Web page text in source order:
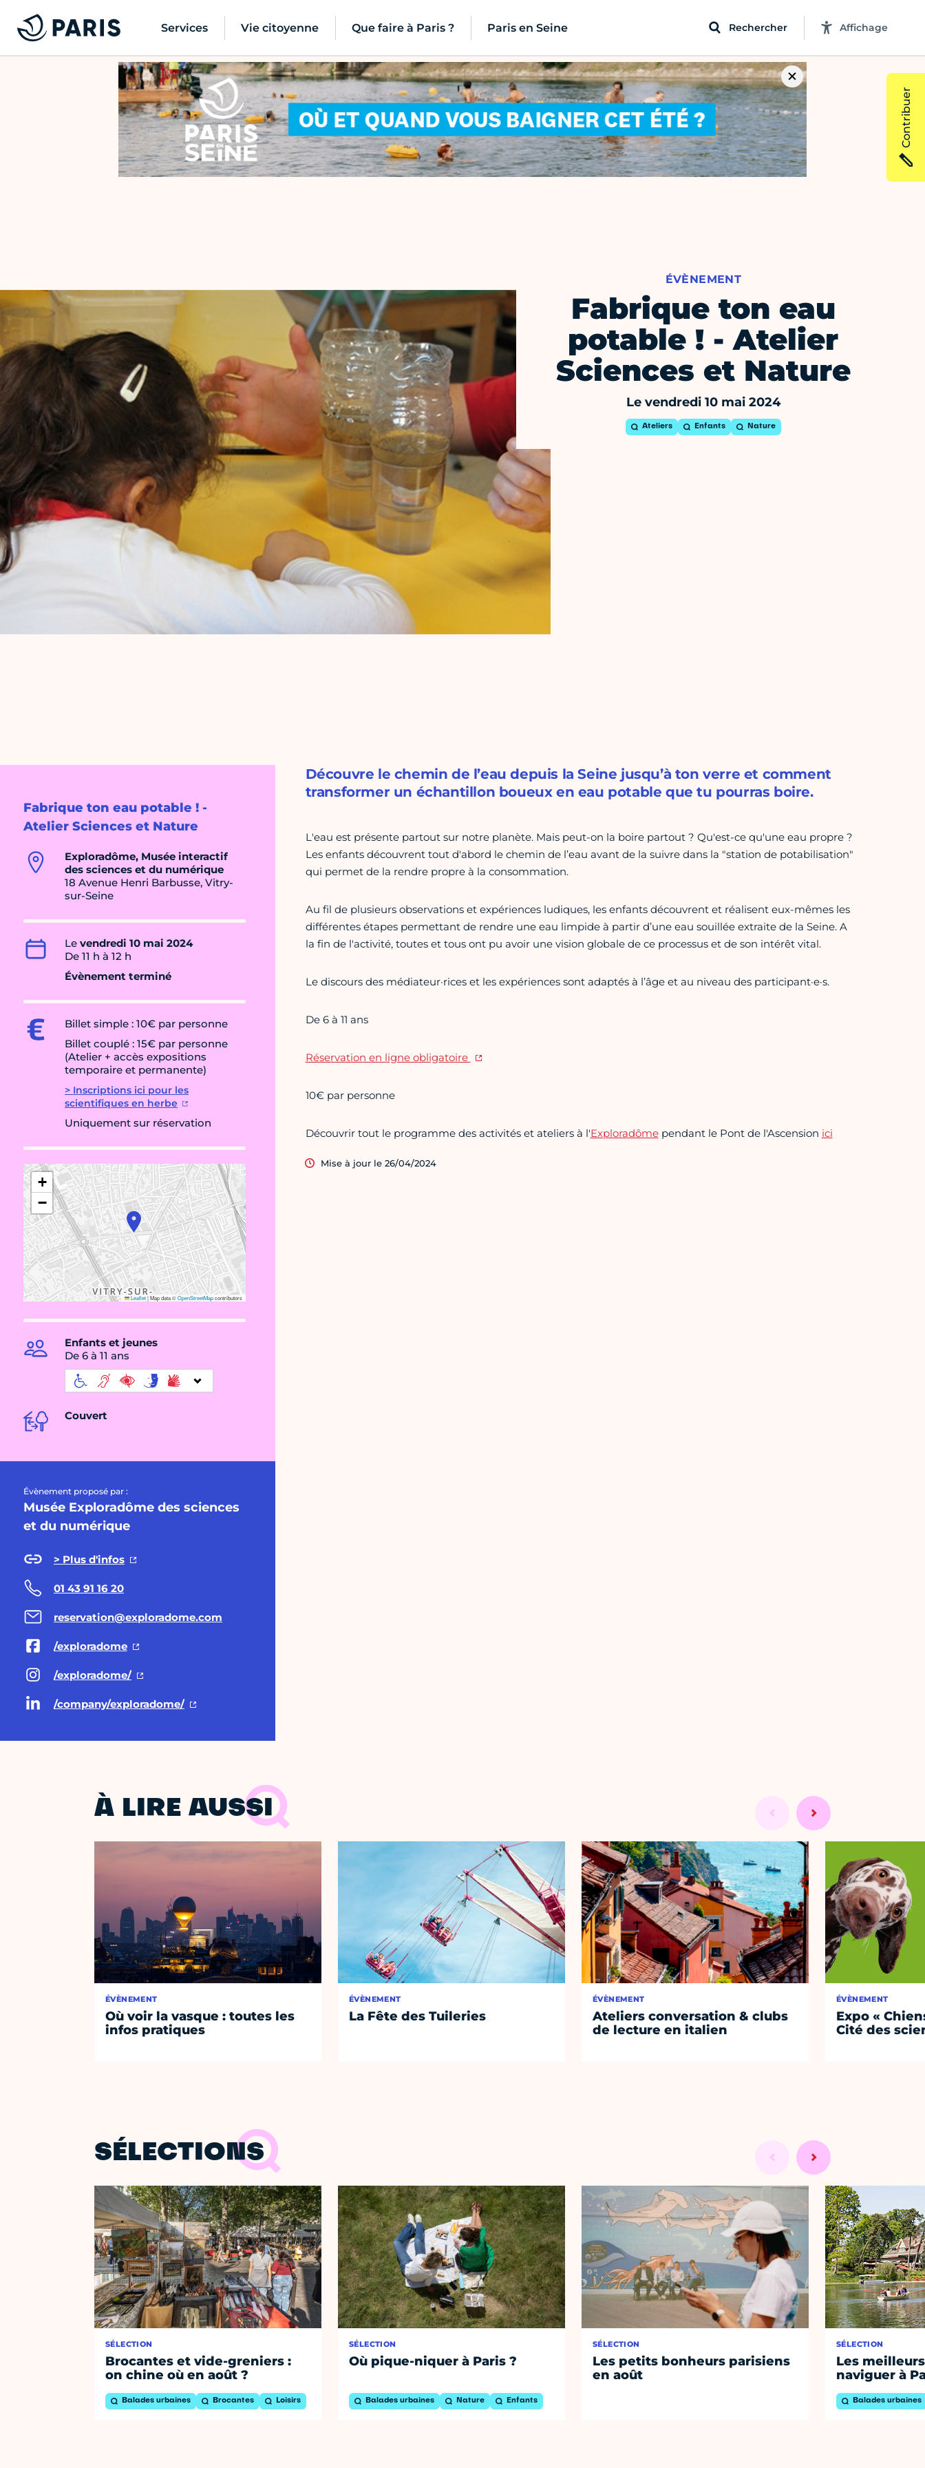
Services Vie citoyenne Que faire à Paris ? Paris en Seine Rechercher Affichage
ÉVÈNEMENT
Fabrique ton eau
potable ! - Atelier
Sciences et Nature
Le vendredi 10 mai 2024
Ateliers Enfants Nature
Fabrique ton eau potable ! -
Atelier Sciences et Nature
Exploradôme, Musée interactif
des sciences et du numérique
18 Avenue Henri Barbusse, Vitry-
sur-Seine
Le vendredi 10 mai 2024
De 11 h à 12 h
Évènement terminé
Billet simple : 10€ par personne
Billet couplé : 15€ par personne
(Atelier + accès expositions
temporaire et permanente)
> Inscriptions ici pour les
scientifiques en herbe
Uniquement sur réservation
+
−
Leaflet|Map data ©OpenStreetMapcontributors
Enfants et jeunes
De 6 à 11 ans
Couvert
Évènement proposé par :
Musée Exploradôme des sciences
et du numérique
> Plus d'infos
01 43 91 16 20
reservation@exploradome.com
/exploradome
/exploradome/
/company/exploradome/
Découvre le chemin de l’eau depuis la Seine jusqu’à ton verre et comment
transformer un échantillon boueux en eau potable que tu pourras boire.
L'eau est présente partout sur notre planète. Mais peut-on la boire partout ? Qu'est-ce qu'une eau propre ?
Les enfants découvrent tout d'abord le chemin de l’eau avant de la suivre dans la "station de potabilisation"
qui permet de la rendre propre à la consommation.
Au fil de plusieurs observations et expériences ludiques, les enfants découvrent et réalisent eux-mêmes les
différentes étapes permettant de rendre une eau limpide à partir d’une eau souillée extraite de la Seine. A
la fin de l'activité, toutes et tous ont pu avoir une vision globale de ce processus et de son intérêt vital.
Le discours des médiateur·rices et les expériences sont adaptés à l’âge et au niveau des participant·e·s.
De 6 à 11 ans
Réservation en ligne obligatoire
10€ par personne
Découvrir tout le programme des activités et ateliers à l'Exploradômependant le Pont de l'Ascension ici
Mise à jour le 26/04/2024
À LIRE AUSSI
ÉVÈNEMENT
Où voir la vasque : toutes les
infos pratiques
ÉVÈNEMENT
La Fête des Tuileries
ÉVÈNEMENT
Ateliers conversation & clubs
de lecture en italien
ÉVÈNEMENT
Expo «
Cité des
SÉLECTIONS
SÉLECTION
Brocantes et vide-greniers :
on chine où en août ?
Balades urbaines Brocantes Loisirs
SÉLECTION
Où pique-niquer à Paris ?
Balades urbaines Nature Enfants
SÉLECTION
Les petits bonheurs parisiens
en août
SÉLECTION
Les
naviguer à
Balades urbaines
Contribuer